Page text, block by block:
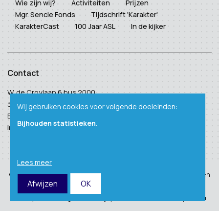
Wie zijn wij? Activiteiten
Prijzen
Mgr. Sencie Fonds
Tijdschrift 'Karakter'
KarakterCast
100 Jaar ASL In de kijker
Contact
W. de Croylaan 6 bus 2000
3001 Heverlee
BTW: BE 0410 938 124
info@academischestichtingleuven.be
© Copyright 2026 – Academische Stichting Leuven – Alle rechten
voorbehouden
Powered by Nimbu
Wij gebruiken cookies voor volgende doeleinden:
Bijhouden statistieken.
Lees meer
Afwijzen OK